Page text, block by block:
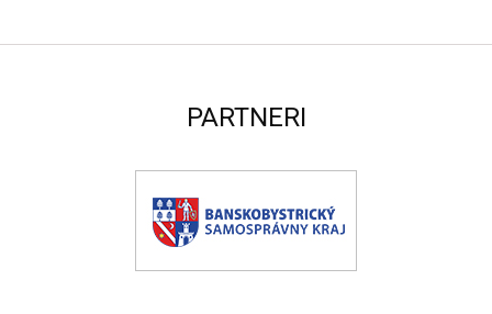
PARTNERI